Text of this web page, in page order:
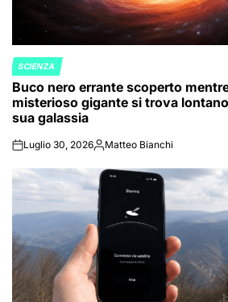
POSTED
IN
SCIENZA
Buco nero errante scoperto
misterioso gigante si trova
sua galassia
onLuglio 30, 2026Posted
Matteo Bianchi